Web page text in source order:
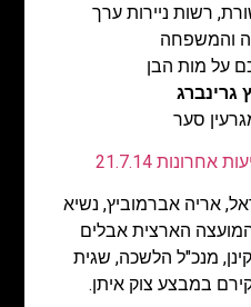
, רשות ניירות ערך
והמשפחה
על מות הבן
גרינברג
סער
21.7.14
אריה אברמוביץ, נשיא
הארצית אבלים
מנכ"ל הלשכה, שגית
במבצע צוק איתן.